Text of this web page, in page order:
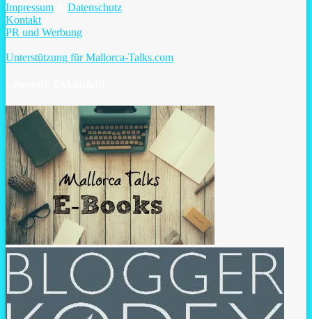
Impressum
Datenschutz
Kontakt
PR und Werbung
Unterstützung für Mallorca-Talks.com